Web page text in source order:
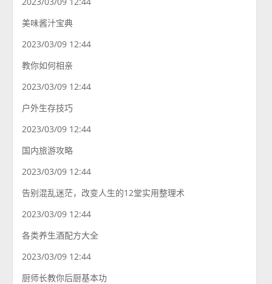
美味酱汁宝典
2023/03/09 12:44
教你如何相亲
2023/03/09 12:44
户外生存技巧
2023/03/09 12:44
国内旅游攻略
2023/03/09 12:44
告别混乱迷茫，改变人生的12堂实用整理术
2023/03/09 12:44
各类养生酒配方大全
2023/03/09 12:44
厨师长教你后厨基本功